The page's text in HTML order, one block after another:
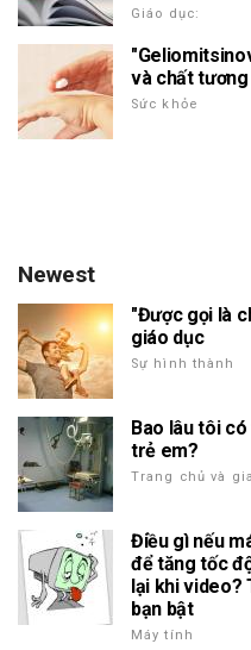
Giáo dục:
và chất
Sức khỏe
Newest
"Được gọi là
giáo dục
Sự hình thành
Bao lâu tôi
trẻ em?
Trang chủ và
Điều gì nếu
để tăng tốc
lại khi video?
bạn bật
Máy tính